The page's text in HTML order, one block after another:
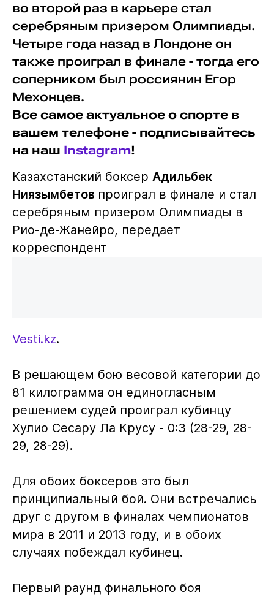
во второй раз в карьере стал
серебряным призером Олимпиады.
Четыре года назад в Лондоне он
также проиграл в финале - тогда его
соперником был россиянин Егор
Мехонцев.
Все самое актуальное о спорте в
вашем телефоне - подписывайтесь
на наш Instagram!
Казахстанский боксер Адильбек
Ниязымбетов проиграл в финале и стал
серебряным призером Олимпиады в
Рио-де-Жанейро, передает
корреспондент
Vesti.kz.
В решающем бою весовой категории до
81 килограмма он единогласным
решением судей проиграл кубинцу
Хулио Сесару Ла Крусу - 0:3 (28-29, 28-
29, 28-29).
Для обоих боксеров это был
принципиальный бой. Они встречались
друг с другом в финалах чемпионатов
мира в 2011 и 2013 году, и в обоих
случаях побеждал кубинец.
Первый раунд финального боя